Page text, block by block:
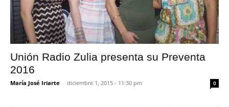
Unión Radio Zulia presenta su Preventa
2016
María José Iriarte - diciembre 1, 2015 - 11:30 pm 0